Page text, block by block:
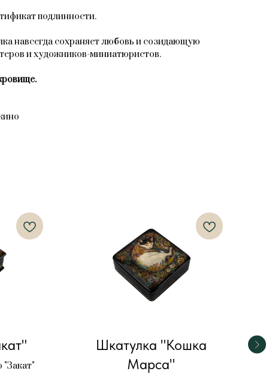
подлинности.
навсегда сохраняет любовь и созидающую
и художников-миниатюристов.
Шкатулка "Кошка
Марса"